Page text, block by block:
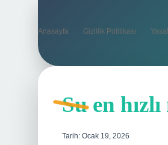
Anasayfa Gizlilik Politikası
Su en
Tarih: Ocak 19, 2026